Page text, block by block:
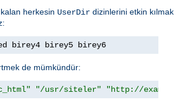
herkesin UserDir dizinlerini etkin kılmak
birey4 birey5 birey6
de mümkündür:
"/usr/siteler" "http://